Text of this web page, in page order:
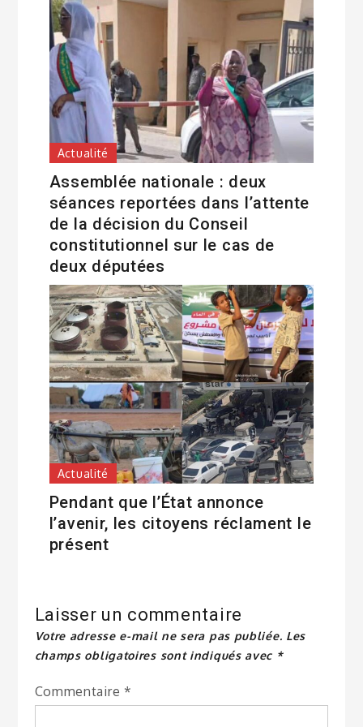
Actualité
Assemblée nationale : deux
séances reportées dans l’attente
de la décision du Conseil
constitutionnel sur le cas de
deux députées
Actualité
Pendant que l’État annonce
l’avenir, les citoyens réclament le
présent
Laisser un commentaire
Votre adresse e-mail ne sera pas publiée. Les
champs obligatoires sont indiqués avec *
Commentaire *